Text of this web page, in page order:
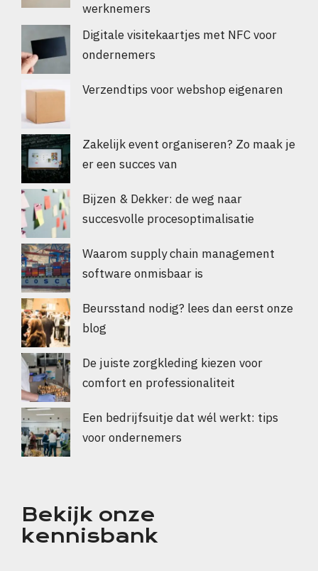
werknemers
Digitale visitekaartjes met NFC voor
ondernemers
Verzendtips voor webshop eigenaren
Zakelijk event organiseren? Zo maak je
er een succes van
Bijzen & Dekker: de weg naar
succesvolle procesoptimalisatie
Waarom supply chain management
software onmisbaar is
Beursstand nodig? lees dan eerst onze
blog
De juiste zorgkleding kiezen voor
comfort en professionaliteit
Een bedrijfsuitje dat wél werkt: tips
voor ondernemers
Bekijk onze
kennisbank